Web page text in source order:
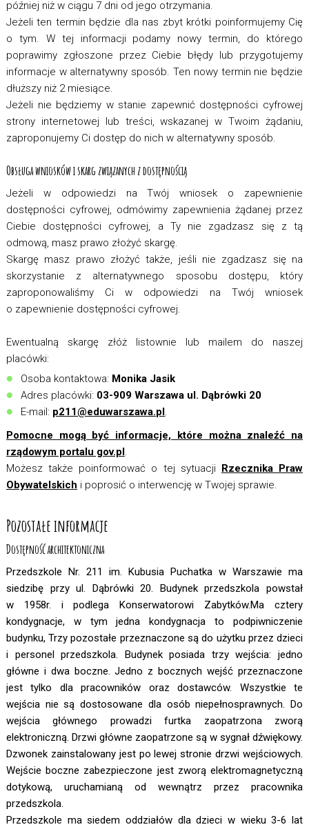
później niż w ciągu 7 dni od jego otrzymania.
Jeżeli ten termin będzie dla nas zbyt krótki poinformujemy Cię
o tym. W tej informacji podamy nowy termin, do którego
poprawimy zgłoszone przez Ciebie błędy lub przygotujemy
informacje w alternatywny sposób. Ten nowy termin nie będzie
dłuższy niż 2 miesiące.
Jeżeli nie będziemy w stanie zapewnić dostępności cyfrowej
strony internetowej lub treści, wskazanej w Twoim żądaniu,
zaproponujemy Ci dostęp do nich w alternatywny sposób.
Obsługa wniosków i skarg związanych z dostępnością
Jeżeli w odpowiedzi na Twój wniosek o zapewnienie
dostępności cyfrowej, odmówimy zapewnienia żądanej przez
Ciebie dostępności cyfrowej, a Ty nie zgadzasz się z tą
odmową, masz prawo złożyć skargę.
Skargę masz prawo złożyć także, jeśli nie zgadzasz się na
skorzystanie z alternatywnego sposobu dostępu, który
zaproponowaliśmy Ci w odpowiedzi na Twój wniosek
o zapewnienie dostępności cyfrowej.
Ewentualną skargę złóż listownie lub mailem do naszej
placówki:
Osoba kontaktowa: Monika Jasik
Adres placówki: 03-909 Warszawa ul. Dąbrówki 20
E-mail: p211@eduwarszawa.pl.
Pomocne mogą być informacje, które można znaleźć na
rządowym portalu gov.pl.
Możesz także poinformować o tej sytuacji Rzecznika Praw
Obywatelskich i poprosić o interwencję w Twojej sprawie.
Pozostałe informacje
Dostępność architektoniczna
Przedszkole Nr. 211 im. Kubusia Puchatka w Warszawie ma
siedzibę przy ul. Dąbrówki 20. Budynek przedszkola powstał
w 1958r. i podlega Konserwatorowi Zabytków.Ma cztery
kondygnacje, w tym jedna kondygnacja to podpiwniczenie
budynku, Trzy pozostałe przeznaczone są do użytku przez dzieci
i personel przedszkola. Budynek posiada trzy wejścia: jedno
główne i dwa boczne. Jedno z bocznych wejść przeznaczone
jest tylko dla pracowników oraz dostawców. Wszystkie te
wejścia nie są dostosowane dla osób niepełnosprawnych. Do
wejścia głównego prowadzi furtka zaopatrzona zworą
elektroniczną. Drzwi główne zaopatrzone są w sygnał dźwiękowy.
Dzwonek zainstalowany jest po lewej stronie drzwi wejściowych.
Wejście boczne zabezpieczone jest zworą elektromagnetyczną
dotykową, uruchamianą od wewnątrz przez pracownika
przedszkola.
Przedszkole ma siedem oddziałów dla dzieci w wieku 3-6 lat